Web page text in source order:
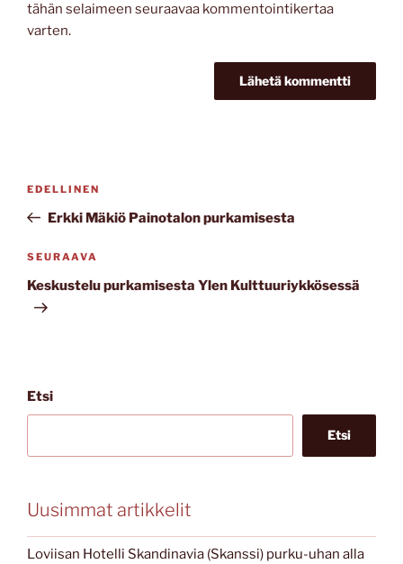
tähän selaimeen seuraavaa kommentointikertaa
varten.
Edellinen
artikkeli
EDELLINEN
Erkki Mäkiö Painotalon purkamisesta
Seuraava
artikkeli
SEURAAVA
Keskustelu purkamisesta Ylen Kulttuuriykkösessä
Etsi
Etsi
Uusimmat artikkelit
Loviisan Hotelli Skandinavia (Skanssi) purku-uhan alla